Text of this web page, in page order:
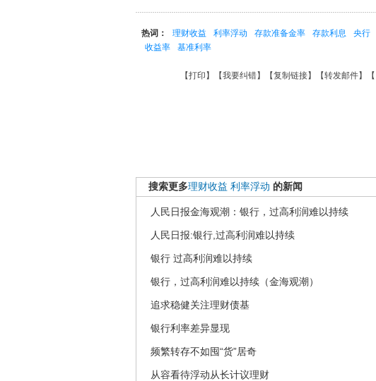
热词： 理财收益 利率浮动 存款准备金率 存款利息 央行
收益率
基准利率
【打印 】【我要纠错】【复制链接】【转发邮件】【
搜索更多理财收益 利率浮动 的新闻
人民日报金海观潮：银行，过高利润难以持续
人民日报:银行,过高利润难以持续
银行 过高利润难以持续
银行，过高利润难以持续（金海观潮）
追求稳健关注理财债基
银行利率差异显现
频繁转存不如囤“货”居奇
从容看待浮动从长计议理财